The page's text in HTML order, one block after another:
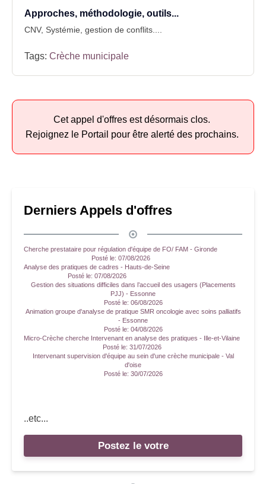
Approches, méthodologie, outils...
CNV, Systémie, gestion de conflits....
Tags: Crèche municipale
Cet appel d'offres est désormais clos.
Rejoignez le Portail pour être alerté des prochains.
Derniers Appels d'offres
Cherche prestataire pour régulation d'équipe de FO/ FAM - Gironde
Posté le: 07/08/2026
Analyse des pratiques de cadres - Hauts-de-Seine
Posté le: 07/08/2026
Gestion des situations difficiles dans l’accueil des usagers (Placements
PJJ) - Essonne
Posté le: 06/08/2026
Animation groupe d'analyse de pratique SMR oncologie avec soins palliatifs
- Essonne
Posté le: 04/08/2026
Micro-Crèche cherche Intervenant en analyse des pratiques - Ille-et-Vilaine
Posté le: 31/07/2026
Intervenant supervision d'équipe au sein d'une crèche municipale - Val
d'oise
Posté le: 30/07/2026
..etc...
Postez le votre